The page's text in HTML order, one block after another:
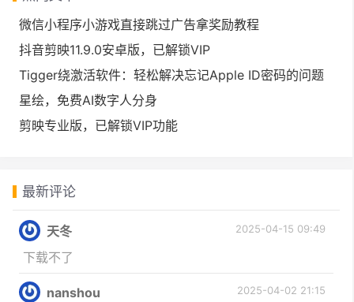
微信小程序小游戏直接跳过广告拿奖励教程
抖音剪映11.9.0安卓版，已解锁VIP
Tigger绕激活软件：轻松解决忘记Apple ID密码的问题
星绘，免费AI数字人分身
剪映专业版，已解锁VIP功能
最新评论
天冬 2025-04-15 09:49
下载不了
nanshou 2025-04-02 21:15